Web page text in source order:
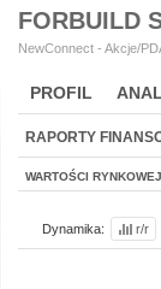
FORBUILD
NewConnect - Akcje/
PROFIL
BR LAB
RAPORTY
WARTOŚCI RYNKOWEJ
Dynamika: r/r